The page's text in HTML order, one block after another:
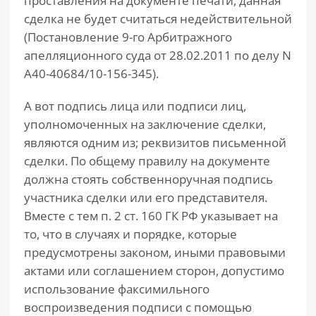
сделка не будет считаться недействительной
(Постановление 9-го Арбитражного
апелляционного суда от 28.02.2011 по делу N
А40-40684/10-156-345).
А вот подпись лица или подписи лиц,
уполномоченных на заключение сделки,
являются одним из; реквизитов письменной
сделки. По общему правилу на документе
должна стоять собственноручная подпись
участника сделки или его представителя.
Вместе с тем п. 2 ст. 160 ГК РФ указывает на
то, что в случаях и порядке, которые
предусмотрены законом, иными правовыми
актами или соглашением сторон, допустимо
использование факсимильного
воспроизведения подписи с помощью